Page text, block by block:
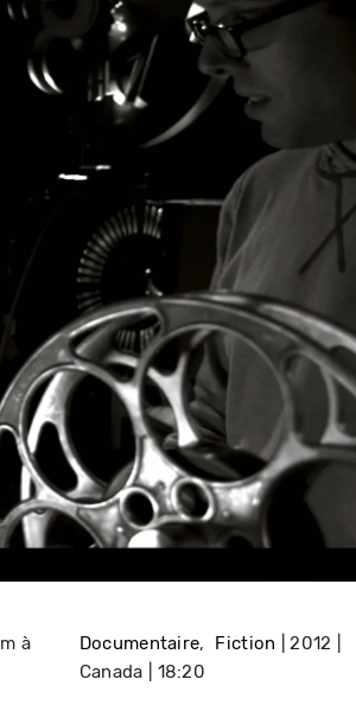
à
Documentaire Fiction
2012
Canada
18:20